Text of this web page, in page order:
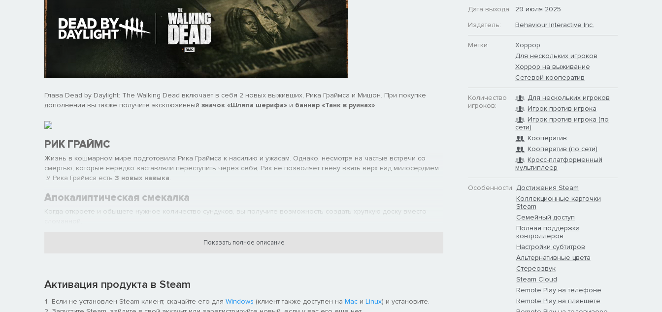
Глава Dead by Daylight: The Walking Dead включает в себя 2 новых выживших, Рика Граймса и Мишон. При покупке
дополнения вы также получите эксклюзивный значок «Шляпа шерифа» и баннер «Танк в руинах».
РИК ГРАЙМС
Жизнь в кошмарном мире подготовила Рика Граймса к насилию и ужасам. Однако, несмотря на частые встречи со
смертью, которые нередко заставляли переступить через себя, Рик не позволяет гневу взять верх над милосердием.
У Рика Граймса есть 3 новых навыка.
Апокалиптическая смекалка
Когда откроете и обыщете нужное количество сундуков, вы получите возможность создать хрупкую доску вместо
умирающих выживших совершенно бесшумными и скрыть их лужи крови. Отвлекая от других, вы закричите и
Показать полное описание
Активация продукта в Steam
Если не установлен Steam клиент, скачайте его для Windows (клиент также доступен на Mac и Linux) и установите.
Дата выхода:
29 июля 2025
Издатель:
Behaviour Interactive Inc.
Метки:
Хоррор
Для нескольких игроков
Хоррор на выживание
Сетевой кооператив
Количество
игроков:
Для нескольких игроков
Игрок против игрока
Игрок против игрока (по
сети)
Кооператив
Кооператив (по сети)
Кросс-платформенный
мультиплеер
Особенности: Достижения Steam
Коллекционные карточки
Steam
Семейный доступ
Полная поддержка
контроллеров
Настройки субтитров
Альтернативные цвета
Стереозвук
Steam Cloud
Remote Play на телефоне
Remote Play на планшете